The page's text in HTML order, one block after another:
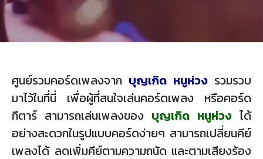
ศูนย์รวมคอร์ดเพลงจาก บุญเกิด หนูห่วง รวมรวบ
มาไว้ในที่นี่ เพื่อผู้ที่สนใจเล่นคอร์ดเพลง หรือคอร์ด
กีตาร์ สามารถเล่นเพลงของ บุญเกิด หนูห่วง ได้
อย่างสะดวกในรูปแบบคอร์ดง่ายๆ สามารถเปลี่ยนคีย์
เพลงได้ ลดเพิ่มคีย์ตามความถนัด และตามเสียงร้อง